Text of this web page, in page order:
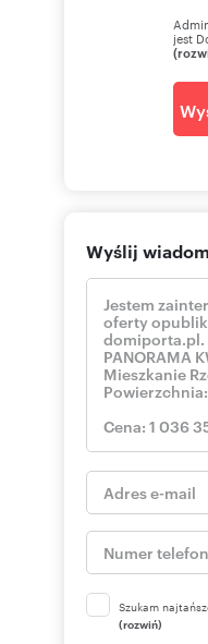
jest
Wyślij
Szukam
(rozwiń)